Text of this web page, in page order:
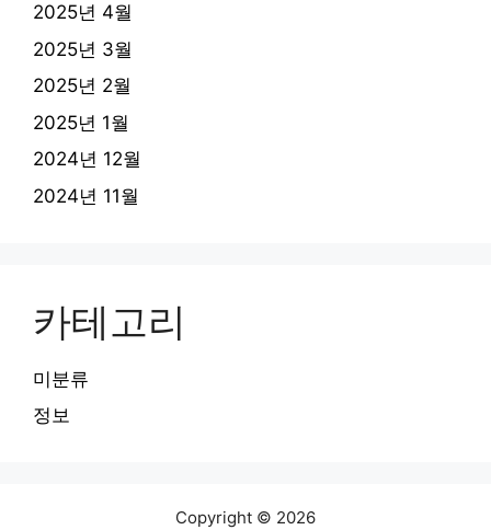
2025년 4월
2025년 3월
2025년 2월
2025년 1월
2024년 12월
2024년 11월
카테고리
미분류
정보
Copyright © 2026